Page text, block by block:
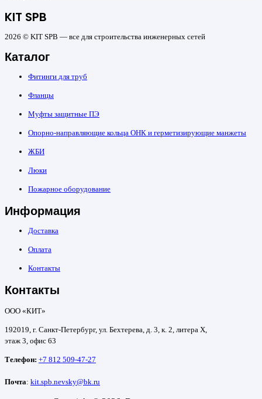
KIT SPB
2026 © KIT SPB — все для строительства инженерных сетей
Каталог
Фитинги для труб
Фланцы
Муфты защитные ПЭ
Опорно-направляющие кольца ОНК и герметизирующие манжеты
ЖБИ
Люки
Пожарное оборудование
Информация
Доставка
Оплата
Контакты
Контакты
ООО «КИТ»
192019, г. Санкт-Петербург, ул. Бехтерева, д. 3, к. 2, литера Х,
этаж 3, офис 63
Телефон: +7 812 509-47-27
Почта: kit.spb.nevsky@bk.ru